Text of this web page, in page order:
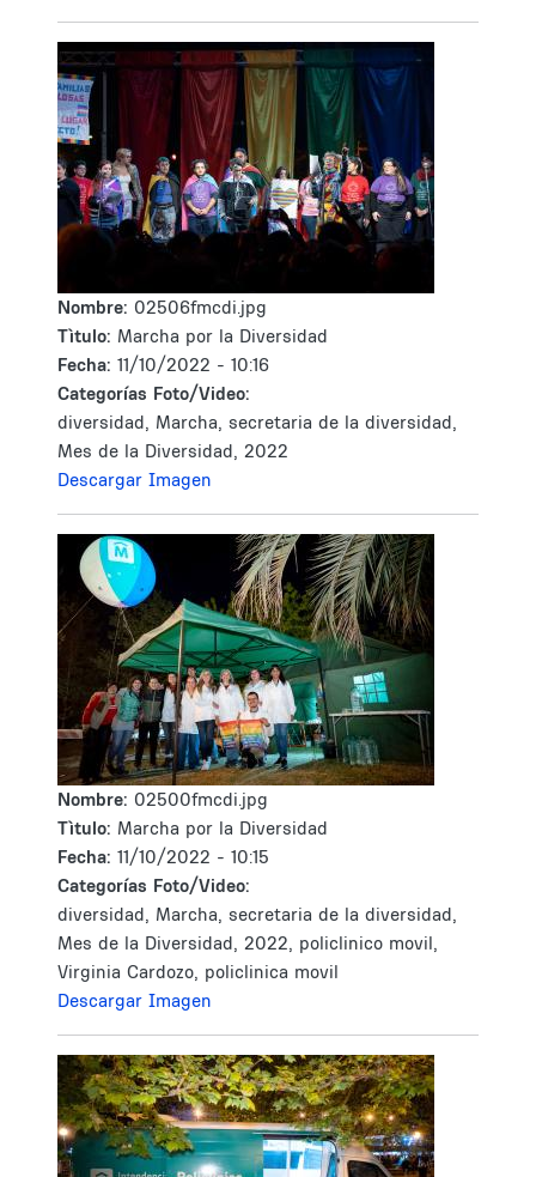
Nombre: 02506fmcdi.jpg
Tìtulo: Marcha por la Diversidad
Fecha: 11/10/2022 - 10:16
Categorías Foto/Video:
diversidad, Marcha, secretaria de la diversidad,
Mes de la Diversidad, 2022
Descargar Imagen
Nombre: 02500fmcdi.jpg
Tìtulo: Marcha por la Diversidad
Fecha: 11/10/2022 - 10:15
Categorías Foto/Video:
diversidad, Marcha, secretaria de la diversidad,
Mes de la Diversidad, 2022, policlinico movil,
Virginia Cardozo, policlinica movil
Descargar Imagen